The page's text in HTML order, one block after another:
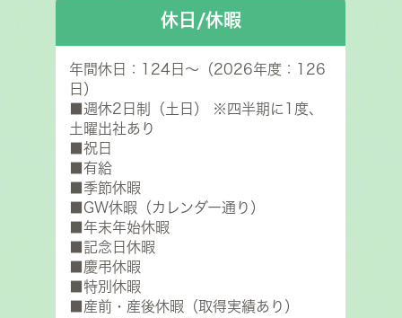
休日/休暇
年間休日：124日～（2026年度：126
日）
■週休2日制（土日） ※四半期に1度、
土曜出社あり
■祝日
■有給
■季節休暇
■GW休暇（カレンダー通り）
■年末年始休暇
■記念日休暇
■慶弔休暇
■特別休暇
■産前・産後休暇（取得実績あり）